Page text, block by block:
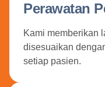
Perawatan
Kami memberikan
disesuaikan
setiap pasien.